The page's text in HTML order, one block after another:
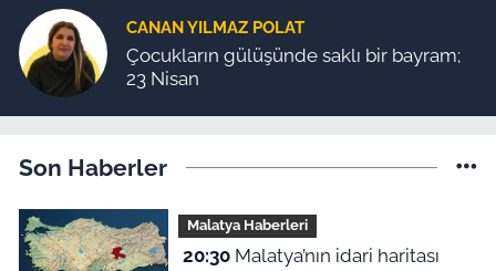
CANAN YILMAZ POLAT
Çocukların gülüşünde saklı bir bayram;
23 Nisan
Son Haberler
Malatya Haberleri
20:30Malatya’nın idari haritası